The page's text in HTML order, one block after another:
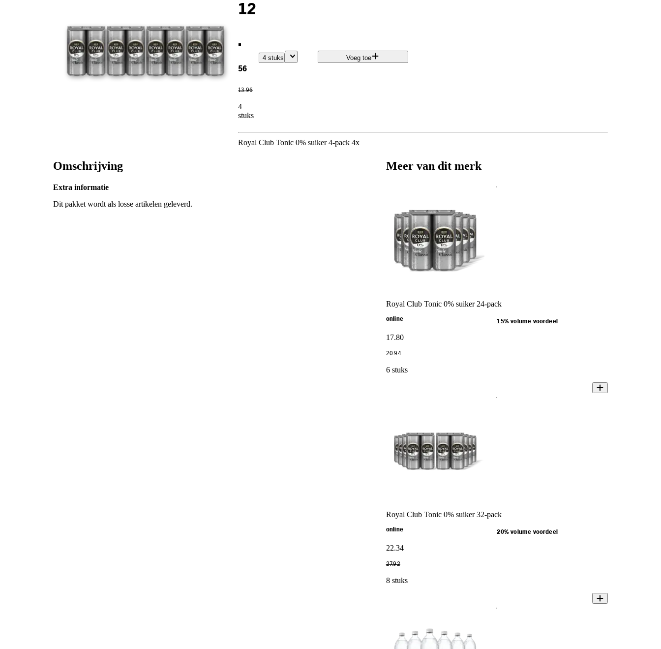
12
.
56
13.96
4
stuks
4 stuks Voeg toe
Royal Club Tonic 0% suiker 4-pack 4x
Omschrijving
Extra informatie
Dit pakket wordt als losse artikelen geleverd.
Meer van dit merk
Royal Club Tonic 0% suiker 24-pack
online 15% volume voordeel
17.80
20.94
6 stuks
Royal Club Tonic 0% suiker 32-pack
online 20% volume voordeel
22.34
27.92
8 stuks